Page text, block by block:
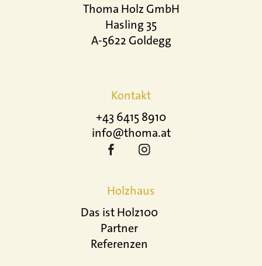
Thoma Holz GmbH
Hasling 35
A-5622 Goldegg
Kontakt
+43 6415 8910
info@thoma.at
Holzhaus
Das ist Holz100
Partner
Referenzen